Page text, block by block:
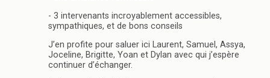
- 3 intervenants incroyablement accessibles,
sympathiques, et de bons conseils
J’en profite pour saluer ici Laurent, Samuel, Assya,
Joceline, Brigitte, Yoan et Dylan avec qui j’espère
continuer d’échanger.